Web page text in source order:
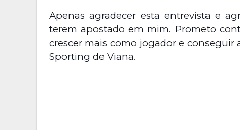
Apenas agradecer esta entrevista e
terem apostado em mim. Prometo
crescer mais como jogador e conseguir
Sporting de Viana.